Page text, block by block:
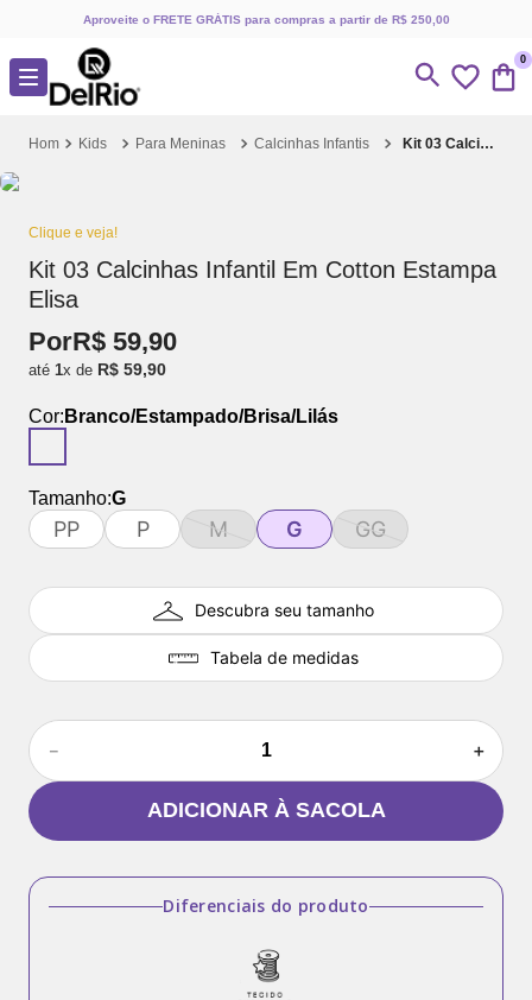
Aproveite o FRETE GRÁTIS para compras a partir de R$ 250,00
0
Kids Para Meninas Calcinhas Infantis Kit 03 Calcinhas Infantil Em Cotton Estampa Elisa
Clique e veja!
Kit 03 Calcinhas Infantil Em Cotton Estampa
Elisa
PorR$ 59,90
até 1x de R$ 59,90
Cor: Branco/Estampado/Brisa/Lilás
Tamanho:G
PP P M G GG
Descubra seu tamanho
Tabela de medidas
＋
－
ADICIONAR À SACOLA
Diferenciais do produto